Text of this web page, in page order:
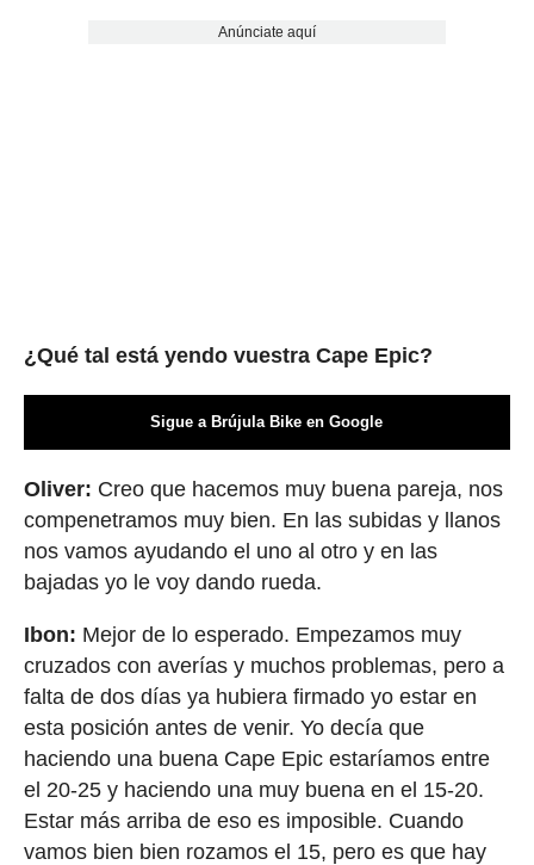
Anúnciate aquí
¿Qué tal está yendo vuestra Cape Epic?
Sigue a Brújula Bike en Google
Oliver: Creo que hacemos muy buena pareja, nos
compenetramos muy bien. En las subidas y llanos
nos vamos ayudando el uno al otro y en las
bajadas yo le voy dando rueda.
Ibon: Mejor de lo esperado. Empezamos muy
cruzados con averías y muchos problemas, pero a
falta de dos días ya hubiera firmado yo estar en
esta posición antes de venir. Yo decía que
haciendo una buena Cape Epic estaríamos entre
el 20-25 y haciendo una muy buena en el 15-20.
Estar más arriba de eso es imposible. Cuando
vamos bien bien rozamos el 15, pero es que hay